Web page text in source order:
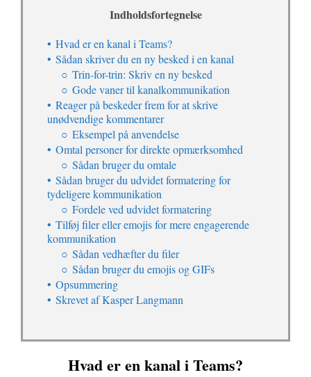
Indholdsfortegnelse
Hvad er en kanal i Teams?
Sådan skriver du en ny besked i en kanal
Trin-for-trin: Skriv en ny besked
Gode vaner til kanalkommunikation
Reager på beskeder frem for at skrive
unødvendige kommentarer
Eksempel på anvendelse
Omtal personer for direkte opmærksomhed
Sådan bruger du omtale
Sådan bruger du udvidet formatering for
tydeligere kommunikation
Fordele ved udvidet formatering
Tilføj filer eller emojis for mere engagerende
kommunikation
Sådan vedhæfter du filer
Sådan bruger du emojis og GIFs
Opsummering
Skrevet af Kasper Langmann
Hvad er en kanal i Teams?